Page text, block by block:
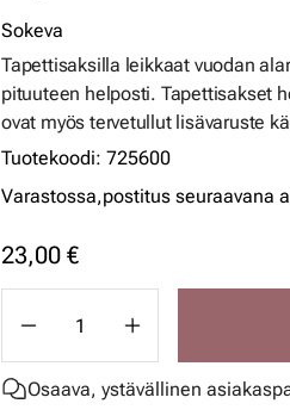
Sokeva
Tapettisaksilla leikkaat vuodan
pituuteen helposti. Tapettisakset
ovat myös tervetullut lisävaruste
Tuotekoodi: 725600
Varastossa,postitus seuraavana
23,00 €
Osaava, ystävällinen